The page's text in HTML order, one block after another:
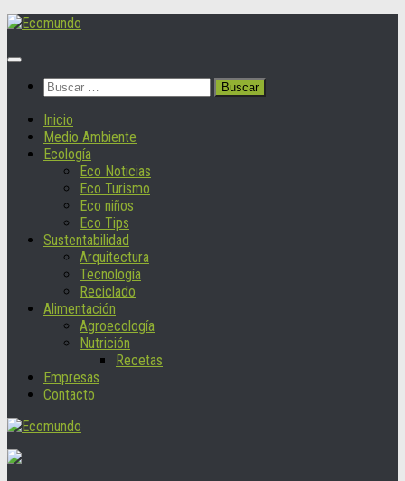
Saltar
contenido
Buscar:
Inicio
Medio Ambiente
Ecología
Eco Noticias
Eco Turismo
Eco niños
Eco Tips
Sustentabilidad
Arquitectura
Tecnología
Reciclado
Alimentación
Agroecología
Nutrición
Recetas
Empresas
Contacto